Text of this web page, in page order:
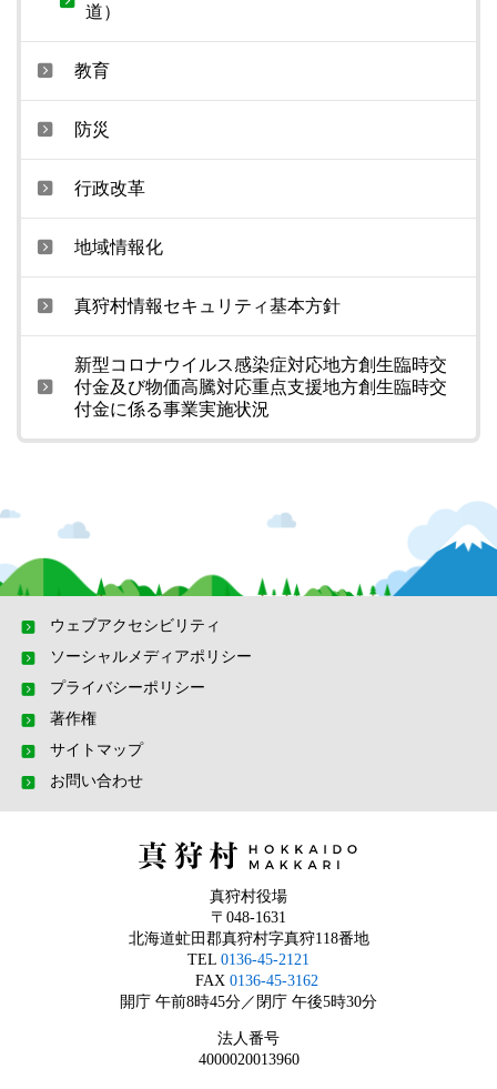
道）
教育
防災
行政改革
地域情報化
真狩村情報セキュリティ基本方針
新型コロナウイルス感染症対応地方創生臨時交
付金及び物価高騰対応重点支援地方創生臨時交
付金に係る事業実施状況
ウェブアクセシビリティ
ソーシャルメディアポリシー
プライバシーポリシー
著作権
サイトマップ
お問い合わせ
真狩村役場
〒048-1631
北海道虻田郡真狩村字真狩118番地
TEL 0136-45-2121
FAX 0136-45-3162
開庁 午前8時45分／閉庁 午後5時30分
法人番号
4000020013960